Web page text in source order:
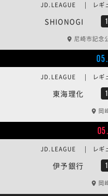
SHIONOGI
JD.LEAGUE | レギュ
尼崎市記念
東海理化
JD.LEAGUE | レギュ
岡
伊予銀行
JD.LEAGUE | レギュ
岡